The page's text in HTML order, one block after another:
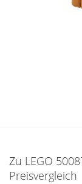
Zu LEGO
Preisvergleich